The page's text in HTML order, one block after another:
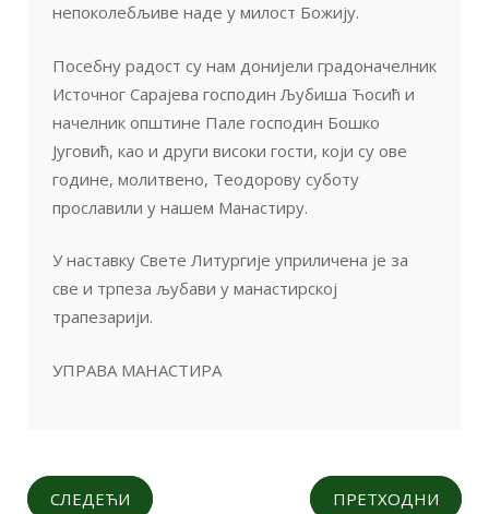
непоколебљиве наде у милост Божију.
Посебну радост су нам донијели градоначелник
Источног Сарајева господин Љубиша Ћосић и
начелник општине Пале господин Бошко
Југовић, као и други високи гости, који су ове
године, молитвено, Теодорову суботу
прославили у нашем Манастиру.
У наставку Свете Литургије уприличена је за
све и трпеза љубави у манастирској
трапезарији.
УПРАВА МАНАСТИРА
СЛЕДЕЋИ ПРЕТХОДНИ